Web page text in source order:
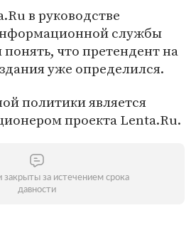
в руководстве
службы
что претендент на
уже определился.
политики является
проекта Lenta.Ru.
закрыты за истечением срока
давности